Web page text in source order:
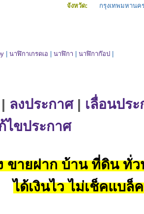
จังหวัด:
กรุงเทพมหานค
นาฬิกาเกรดเอ นาฬิกา นาฬิกาก๊อป
| ลงประกาศ| เลื่อนปร
ไขประกาศ
ขายฝาก บ้าน ที่ดิน ทั่ว
ได้เงินไว ไม่เช็คแบล็